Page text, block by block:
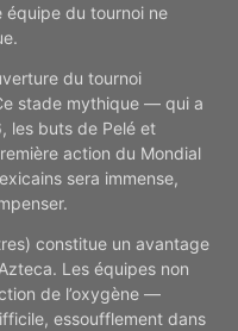
équipe du tournoi ne
du tournoi
stade mythique — qui a
les buts de Pelé et
action du Mondial
sera immense,
constitue un avantage
Les équipes non
de l’oxygène —
essoufflement dans